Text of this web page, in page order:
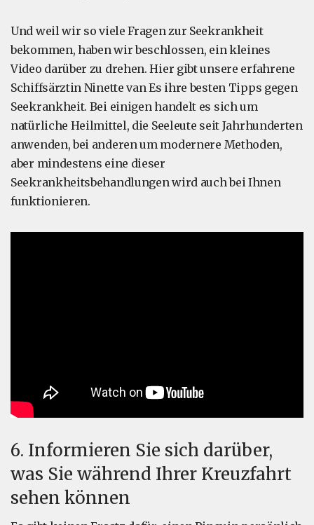
Und weil wir so viele Fragen zur Seekrankheit
bekommen, haben wir beschlossen, ein kleines
Video darüber zu drehen. Hier gibt unsere erfahrene
Schiffsärztin Ninette van Es ihre besten Tipps gegen
Seekrankheit. Bei einigen handelt es sich um
natürliche Heilmittel, die Seeleute seit Jahrhunderten
anwenden, bei anderen um modernere Methoden,
aber mindestens eine dieser
Seekrankheitsbehandlungen wird auch bei Ihnen
funktionieren.
6. Informieren Sie sich darüber,
was Sie während Ihrer Kreuzfahrt
sehen können